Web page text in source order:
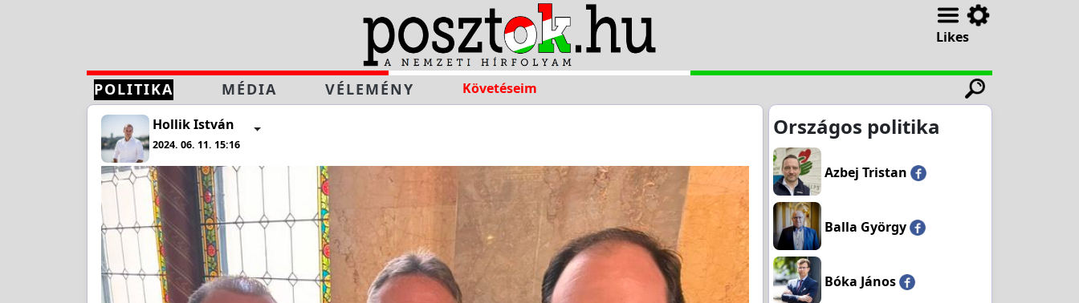
Likes
POLITIKA MÉDIA VÉLEMÉNY Követéseim
Hollik István
2024. 06. 11. 15:16
Országos politika
Azbej Tristan
Balla György
Bóka János